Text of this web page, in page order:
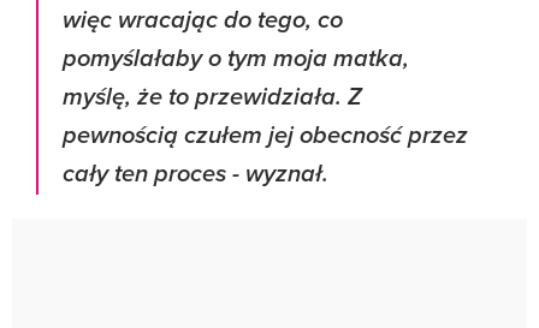
więc wracając do tego, co
pomyślałaby o tym moja matka,
myślę, że to przewidziała. Z
pewnością czułem jej obecność przez
cały ten proces - wyznał.